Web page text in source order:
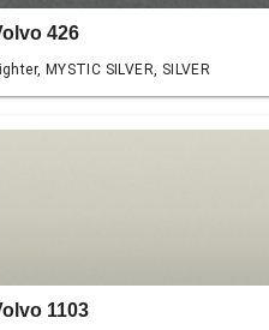
426
MYSTIC SILVER, SILVER
1103